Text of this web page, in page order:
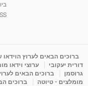
ליסה גרוסמן - המרכז
מדיטציה בדמיון מודרך -
מאת admin 11 שנים 3,650 צפיות
ברוכים הבאים לערוץ הוידאו
דורית יעקובי
ערוצי וידאו
גרוסמן
ברוכים הבאים
מומלצים - טיוטה
ברוכים